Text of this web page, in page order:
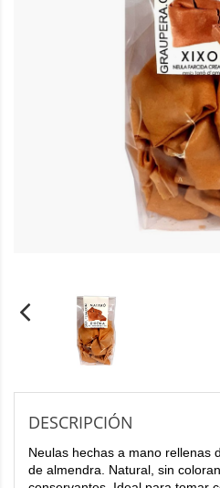
DESCRIPCIÓN
Neulas hechas a mano rellenas
de almendra. Natural, sin